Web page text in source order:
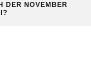
DER NOVEMBER